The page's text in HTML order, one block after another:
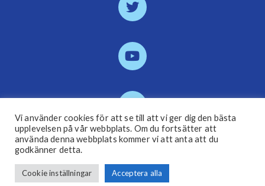
Vi använder cookies för att se till att vi ger dig den bästa
upplevelsen på vår webbplats. Om du fortsätter att
använda denna webbplats kommer vi att anta att du
godkänner detta.
Cookie inställningar Acceptera alla